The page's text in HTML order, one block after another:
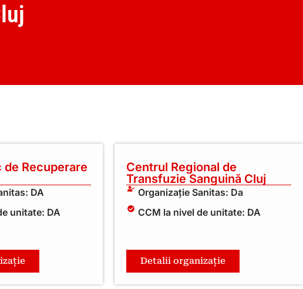
de Recuperare
DA
unitate: DA
Centrul Regional de
Transfuzie Sanguină Cluj
Organizație Sanitas: Da
CCM la nivel de unitate: DA
Detalii organizație